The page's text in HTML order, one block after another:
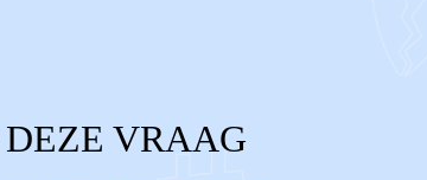
VRAAG